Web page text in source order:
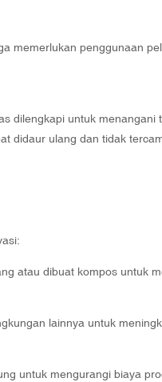
memerlukan penggunaan
dilengkapi untuk menangani
didaur ulang dan tidak
atau dibuat kompos untuk
lainnya untuk
untuk mengurangi biaya